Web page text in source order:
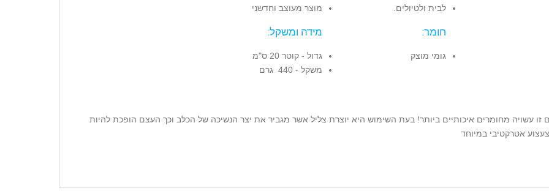
מוצר מעוצב וחדשני
לבית ולטיולים.
מידה ומשקל:
גדול - קוטר 20 ס"מ
משקל - 440 גרם
חומר:
גומי מוצק
זו עשויה מחומרים איכותיים ביותר! בעת השימוש היא יוצרת צליל אשר מגביר את יצר הנשיכה של הכלב וכך העצם הופכת להיות